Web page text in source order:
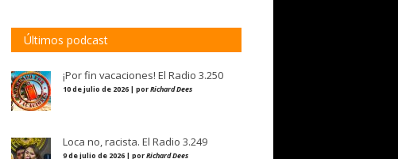
Últimos podcast
¡Por fin vacaciones! El Radio 3.250
10 de julio de 2026 | porRichard Dees
Loca no, racista. El Radio 3.249
9 de julio de 2026 | porRichard Dees